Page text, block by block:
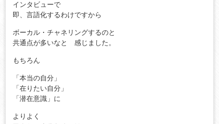
インタビューで
即、言語化するわけですから
ボーカル・チャネリングするのと
共通点が多いなと 感じました。
もちろん
「本当の自分」
「在りたい自分」
「潜在意識」に
よりよく